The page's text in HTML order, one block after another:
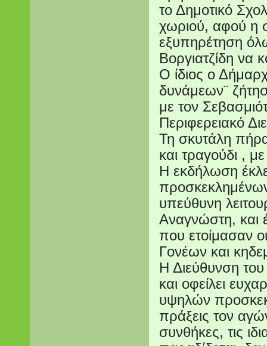
το Δημοτικό
χωριού, αφού η
εξυπηρέτηση
Βοργιατζίδη να
Ο ίδιος ο
δυνάμεων¨
με τον
Περιφερειακό
Τη σκυτάλη
και τραγούδι ,
Η εκδήλωση
υπεύθυνη
Αναγνώστη,
που ετοίμασαν
Γονέων και
Η Διεύθυνση
και οφείλει
υψηλών
πράξεις τον
συνθήκες, τις